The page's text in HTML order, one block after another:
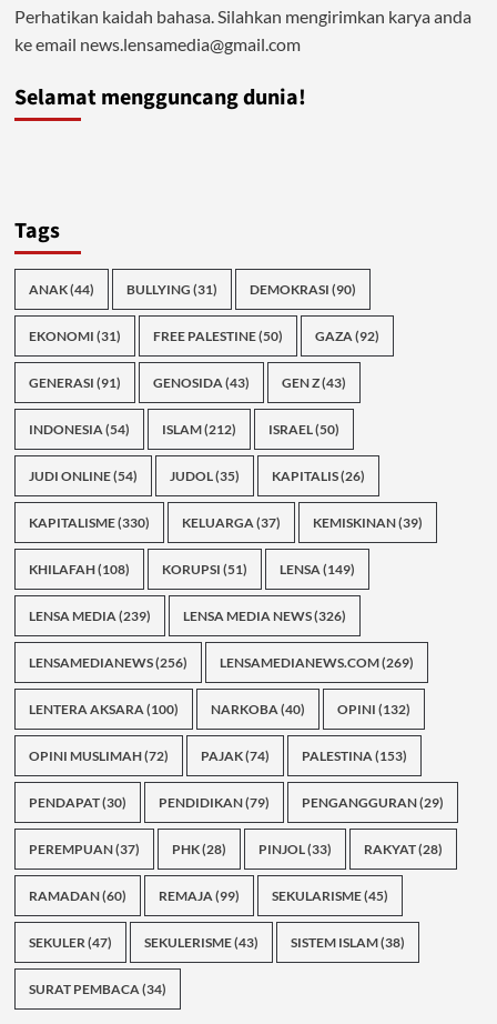
Perhatikan kaidah bahasa. Silahkan mengirimkan karya anda
ke email news.lensamedia@gmail.com
Selamat mengguncang dunia!
Tags
ANAK(44) BULLYING (31) DEMOKRASI (90)
EKONOMI (31) FREE PALESTINE(50) GAZA(92)
GENERASI (91) GENOSIDA(43) GEN Z(43)
INDONESIA(54) ISLAM(212) ISRAEL(50)
JUDI ONLINE(54) JUDOL(35) KAPITALIS(26)
KAPITALISME(330) KELUARGA(37) KEMISKINAN(39)
KHILAFAH(108) KORUPSI (51) LENSA(149)
LENSA MEDIA(239) LENSA MEDIA NEWS(326)
LENSAMEDIANEWS(256) LENSAMEDIANEWS.COM(269)
LENTERA AKSARA(100) NARKOBA(40) OPINI (132)
OPINI MUSLIMAH(72) PAJAK(74) PALESTINA(153)
PENDAPAT(30) PENDIDIKAN(79) PENGANGGURAN(29)
PEREMPUAN(37) PHK(28) PINJOL(33) RAKYAT(28)
RAMADAN(60) REMAJA(99) SEKULARISME(45)
SEKULER(47) SEKULERISME(43) SISTEM ISLAM(38)
SURAT PEMBACA(34)